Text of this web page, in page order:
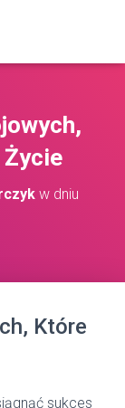
Życie
w dniu
Które
sukces